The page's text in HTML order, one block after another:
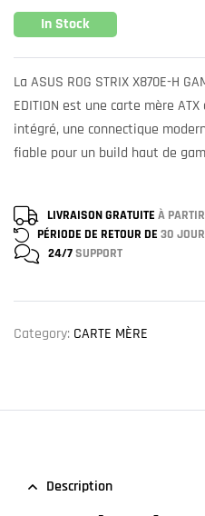
In Stock
La ASUS ROG STRIX X870E-H
EDITION est une carte mère
intégré, une connectique
fiable pour un build haut de
LIVRAISON GRATUITE À
PÉRIODE DE RETOUR DE 30
24/7SUPPORT
Category: CARTE MÈRE
Description